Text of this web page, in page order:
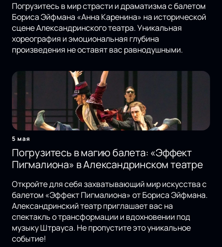
Погрузитесь в мир страсти и драматизма с балетом
Бориса Эйфмана «Анна Каренина» на исторической
сцене Александринского театра. Уникальная
хореография и эмоциональная глубина
произведения не оставят вас равнодушными.
5 мая
Погрузитесь в магию балета: «Эффект
Пигмалиона» в Александринском театре
Откройте для себя захватывающий мир искусства с
балетом «Эффект Пигмалиона» от Бориса Эйфмана.
Александринский театр приглашает вас на
спектакль о трансформации и вдохновении под
музыку Штрауса. Не пропустите это уникальное
событие!